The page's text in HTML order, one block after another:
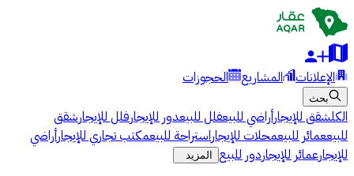
الإعلانات المشاريع الحجوزات
بحث
الكلشقق للإيجارأراضي للبيعفلل للبيعدور للإيجارفلل للإيجارشقق
للبيععمائر للبيعمحلات للإيجاراستراحة للبيعمكتب تجاري للإيجارأراضي
للإيجارعمائر للإيجاردور للبيع المزيد